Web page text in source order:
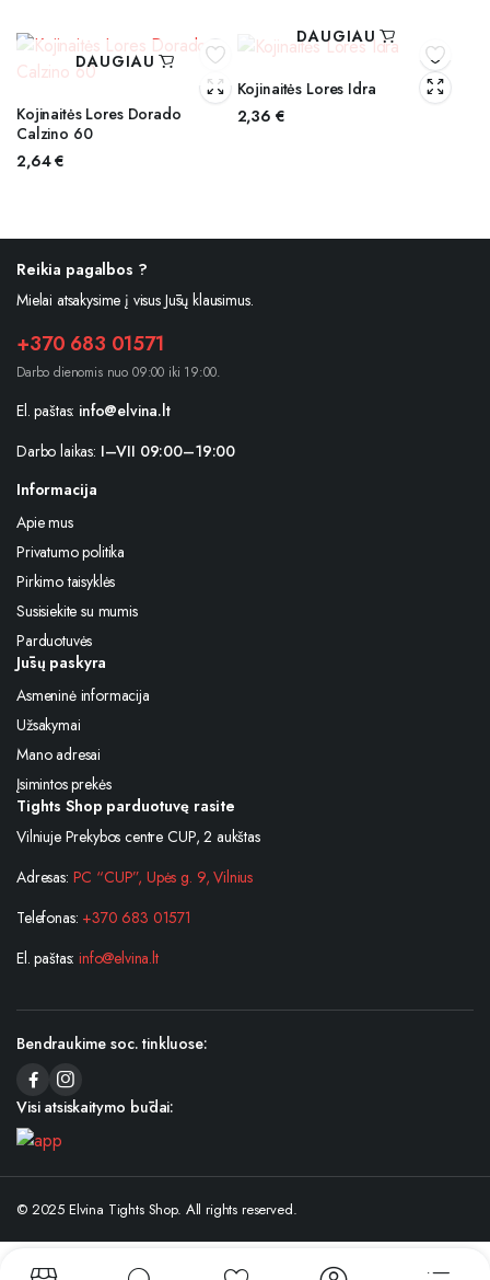
DAUGIAU
Kojinaitės Lores Dorado
Calzino 60
2,64€
DAUGIAU
Kojinaitės Lores Idra
2,36 €
Reikia pagalbos ?
Mielai atsakysime į visus Jūsų klausimus.
+370 683 01571
Darbo dienomis nuo 09:00 iki 19:00.
El. paštas: info@elvina.lt
Darbo laikas: I–VII 09:00–19:00
Informacija
Apie mus
Privatumo politika
Pirkimo taisyklės
Susisiekite su mumis
Parduotuvės
Jūsų paskyra
Asmeninė informacija
Užsakymai
Mano adresai
Įsimintos prekės
Tights Shop parduotuvę rasite
Vilniuje Prekybos centre CUP, 2 aukštas
Adresas: PC “CUP”, Upės g. 9, Vilnius
Telefonas: +370 683 01571
El. paštas:info@elvina.lt
Bendraukime soc. tinkluose:
Visi atsiskaitymo būdai:
© 2025 Elvina Tights Shop. All rights reserved.